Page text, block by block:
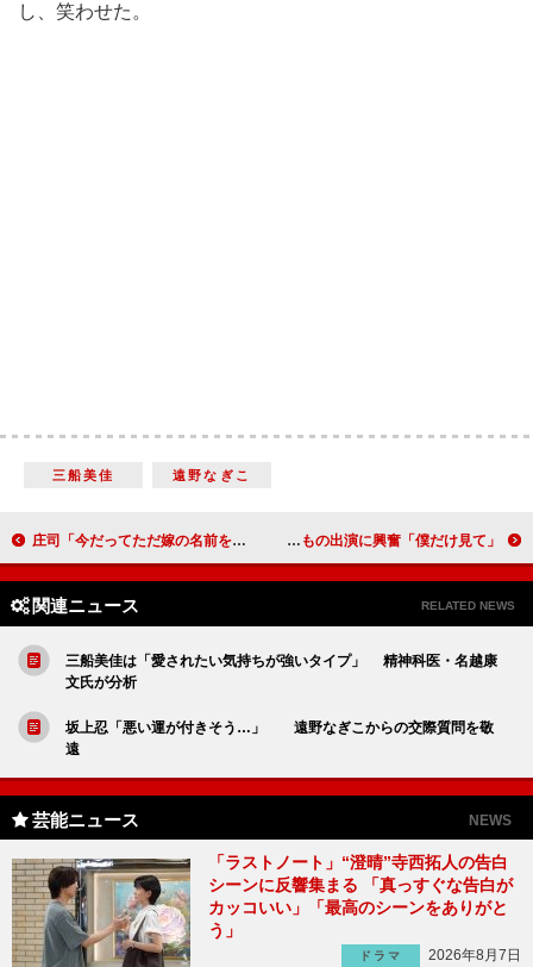
し、笑わせた。
三船美佳 遠野なぎこ
庄司「今だってただ嫁の名前を叫んでるだけ」 ミキティ第２子出産間近も将来に不安？ フジモンもし嫁に逃げられたら「泣いて引き止める」 戦隊もの出演に興奮「僕だけ見て」
関連ニュース RELATED NEWS
三船美佳は「愛されたい気持ちが強いタイプ」 精神科医・名越康
文氏が分析
坂上忍「悪い運が付きそう…」 遠野なぎこからの交際質問を敬
遠
芸能ニュース NEWS
「ラストノート」“澄晴”寺西拓人の告白
シーンに反響集まる 「真っすぐな告白が
カッコいい」「最高のシーンをありがと
う」
ドラマ 2026年8月7日